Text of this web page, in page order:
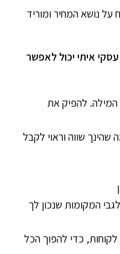
על נושא המחיר ומוריד
איתי יכול לאפשר
המילה. להפיק את
שהינך שווה וראוי לקבל
המקומות שנכון לך
כדי להפוך הכל